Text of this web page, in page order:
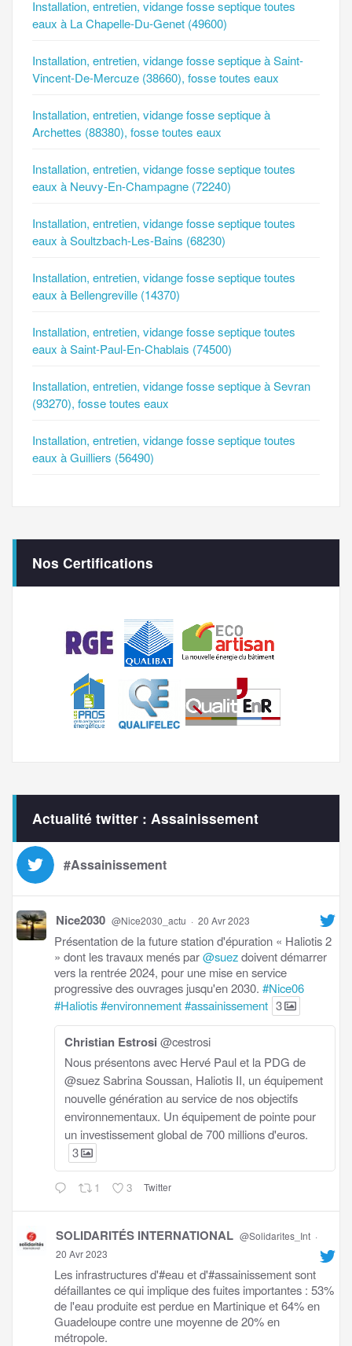
Installation, entretien, vidange fosse septique toutes
eaux à La Chapelle-Du-Genet (49600)
Installation, entretien, vidange fosse septique à Saint-
Vincent-De-Mercuze (38660), fosse toutes eaux
Installation, entretien, vidange fosse septique à
Archettes (88380), fosse toutes eaux
Installation, entretien, vidange fosse septique toutes
eaux à Neuvy-En-Champagne (72240)
Installation, entretien, vidange fosse septique toutes
eaux à Soultzbach-Les-Bains (68230)
Installation, entretien, vidange fosse septique toutes
eaux à Bellengreville (14370)
Installation, entretien, vidange fosse septique toutes
eaux à Saint-Paul-En-Chablais (74500)
Installation, entretien, vidange fosse septique à Sevran
(93270), fosse toutes eaux
Installation, entretien, vidange fosse septique toutes
eaux à Guilliers (56490)
Nos Certifications
Actualité twitter : Assainissement
#Assainissement
Nice2030 @Nice2030_actu · 20 Avr 2023
Présentation de la future station d'épuration « Haliotis 2
» dont les travaux menés par@suezdoivent démarrer
vers la rentrée 2024, pour une mise en service
progressive des ouvrages jusqu'en 2030. #Nice06
#Haliotis#environnement#assainissement 3
Christian Estrosi @cestrosi
Nous présentons avec Hervé Paul et la PDG de
@suez Sabrina Soussan, Haliotis II, un équipement
nouvelle génération au service de nos objectifs
environnementaux. Un équipement de pointe pour
un investissement global de 700 millions d'euros.
3
1 3 Twitter
SOLIDARITÉS INTERNATIONAL @Solidarites_Int ·
20 Avr 2023
Les infrastructures d'#eau et d'#assainissement sont
défaillantes ce qui implique des fuites importantes : 53%
de l'eau produite est perdue en Martinique et 64% en
Guadeloupe contre une moyenne de 20% en
métropole.